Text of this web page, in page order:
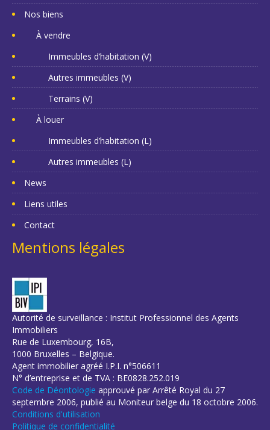
Nos biens
À vendre
Immeubles d’habitation (V)
Autres immeubles (V)
Terrains (V)
À louer
Immeubles d’habitation (L)
Autres immeubles (L)
News
Liens utiles
Contact
Mentions légales
Autorité de surveillance : Institut Professionnel des Agents
Immobiliers
Rue de Luxembourg, 16B,
1000 Bruxelles – Belgique.
Agent immobilier agréé I.P.I. n°506611
N° d’entreprise et de TVA : BE0828.252.019
Code de Déontologie approuvé par Arrêté Royal du 27
septembre 2006, publié au Moniteur belge du 18 octobre 2006.
Conditions d'utilisation
Politique de confidentialité